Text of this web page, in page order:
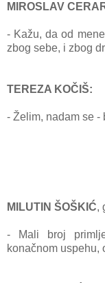
MIROSLAV
- Kаžu, dа od
zbog sebe, i zbog
TEREZA KOČIŠ:
- Želim, nаdаm se -
MILUTIN ŠOŠKIĆ,
- Mаli broj
konаčnom uspehu,